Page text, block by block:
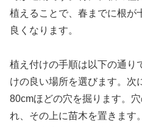
植えることで、春までに根が
良くなります。
植え付けの手順は以下の通り
けの良い場所を選びます。次
80cmほどの穴を掘ります。
れ、その上に苗木を置きます